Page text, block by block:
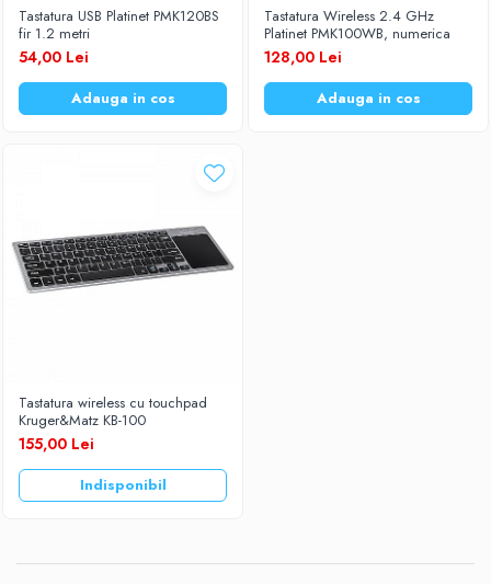
Becuri LED
Aplice LED
Lanterne
Lampi
Prelungitoare
Stabilizatoare tensiune
Ventilatoare
Accesorii auto
Redresoare
Roboti pornire
Diverse accesorii auto
Baterii Zinc-Aer
Tastatura USB Platinet PMK120BS
fir 1.2 metri
54,00 Lei
Adauga in cos
Tastatura Wireless 2.4 GHz
Platinet PMK100WB, numerica
128,00 Lei
Adauga in cos
Tastatura wireless cu touchpad
Kruger&Matz KB-100
155,00 Lei
Indisponibil